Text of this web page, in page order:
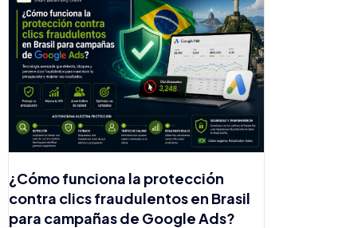
¿Cómo funciona la protección
contra clics fraudulentos en Brasil
para campañas de Google Ads?